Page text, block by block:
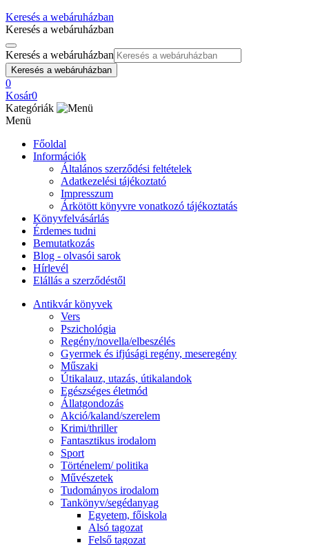
Keresés a webáruházban
Keresés a webáruházban
Keresés a webáruházban
Keresés a webáruházban
0
Kosár0
Kategóriák
Menü
Főoldal
Információk
Általános szerződési feltételek
Adatkezelési tájékoztató
Impresszum
Árkötött könyvre vonatkozó tájékoztatás
Könyvfelvásárlás
Érdemes tudni
Bemutatkozás
Blog - olvasói sarok
Hírlevél
Elállás a szerződéstől
Antikvár könyvek
Vers
Pszichológia
Regény/novella/elbeszélés
Gyermek és ifjúsági regény, meseregény
Műszaki
Útikalauz, utazás, útikalandok
Egészséges életmód
Állatgondozás
Akció/kaland/szerelem
Krimi/thriller
Fantasztikus irodalom
Sport
Történelem/ politika
Művészetek
Tudományos irodalom
Tankönyv/segédanyag
Egyetem, főiskola
Alsó tagozat
Felső tagozat